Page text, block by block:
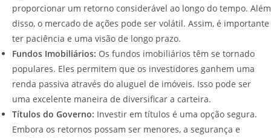
proporcionar um retorno considerável ao longo do tempo. Além
disso, o mercado de ações pode ser volátil. Assim, é importante
ter paciência e uma visão de longo prazo.
Fundos Imobiliários: Os fundos imobiliários têm se tornado
populares. Eles permitem que os investidores ganhem uma
renda passiva através do aluguel de imóveis. Isso pode ser
uma excelente maneira de diversificar a carteira.
Títulos do Governo: Investir em títulos é uma opção segura.
Embora os retornos possam ser menores, a segurança e